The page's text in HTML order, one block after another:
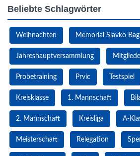
Beliebte Schlagwörter
Weihnachten Memorial Slavko
Jahreshauptversammlung
Probetraining Prvic Testspiel
Kreisklasse 1. Mannschaft
2. Mannschaft Kreisliga A-
Meisterschaft Relegation